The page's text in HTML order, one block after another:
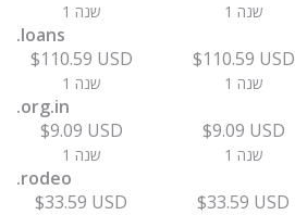
1 שנה 1 שנה
.loans
$110.59 USD
1 שנה
$110.59 USD
1 שנה
.org.in
$9.09 USD
1 שנה
$9.09 USD
1 שנה
.rodeo
$33.59 USD
$33.59 USD